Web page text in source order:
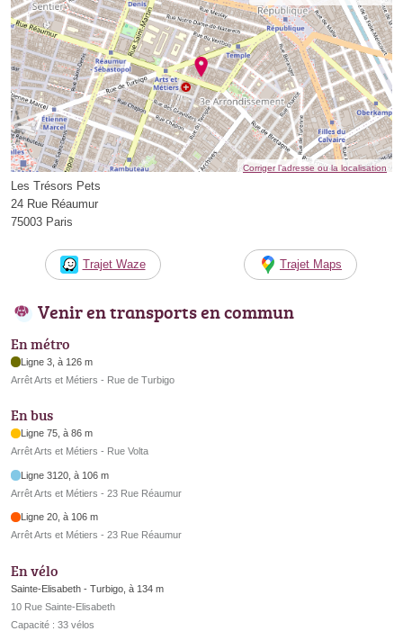
Corriger l’adresse ou la localisation
Les Trésors Pets
24 Rue Réaumur
75003 Paris
Trajet Waze Trajet Maps
Venir en transports en commun
En métro
Ligne 3, à 126 m
Arrêt Arts et Métiers - Rue de Turbigo
En bus
Ligne 75, à 86 m
Arrêt Arts et Métiers - Rue Volta
Ligne 3120, à 106 m
Arrêt Arts et Métiers - 23 Rue Réaumur
Ligne 20, à 106 m
Arrêt Arts et Métiers - 23 Rue Réaumur
En vélo
Sainte-Elisabeth - Turbigo, à 134 m
10 Rue Sainte-Elisabeth
Capacité : 33 vélos